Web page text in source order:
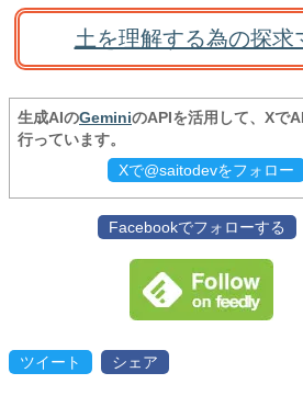
土を理解する為の探求
生成AIのGeminiのAPIを活用して、Xで
行っています。
Xで@saitodevをフォロー
Facebookでフォローする
ツイート シェア